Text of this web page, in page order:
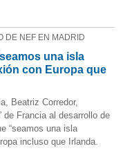
DE NEF EN MADRID
una isla
con Europa que
Beatriz Corredor,
de Francia al desarrollo de
“seamos una isla
incluso que Irlanda.